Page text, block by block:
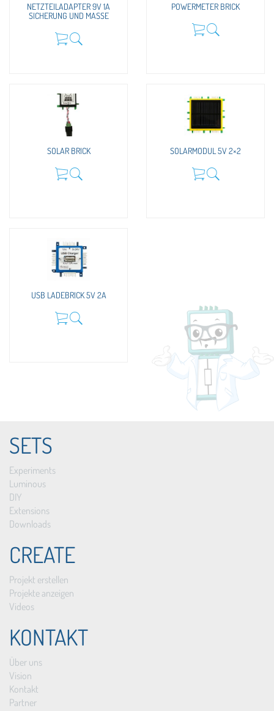
NETZTEILADAPTER 9V 1A
SICHERUNG UND MASSE
POWERMETER BRICK
SOLAR BRICK SOLARMODUL 5V 2×2
USB LADEBRICK 5V 2A
SETS
Experiments
Luminous
DIY
Extensions
Downloads
CREATE
Projekt erstellen
Projekte anzeigen
Videos
KONTAKT
Über uns
Vision
Kontakt
Partner